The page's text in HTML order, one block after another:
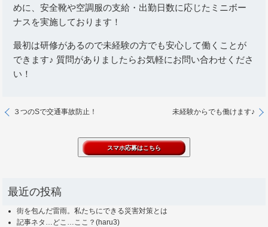
めに、安全靴や空調服の支給・出勤日数に応じたミニボー
ナスを実施しております！
最初は研修があるので未経験の方でも安心して働くことが
できます♪ 質問がありましたらお気軽にお問い合わせくださ
い！
３つのSで交通事故防止！ 未経験からでも働けます♪
最近の投稿
街を包んだ雷雨。私たちにできる災害対策とは
記事ネタ…どこ…ここ？(haru3)